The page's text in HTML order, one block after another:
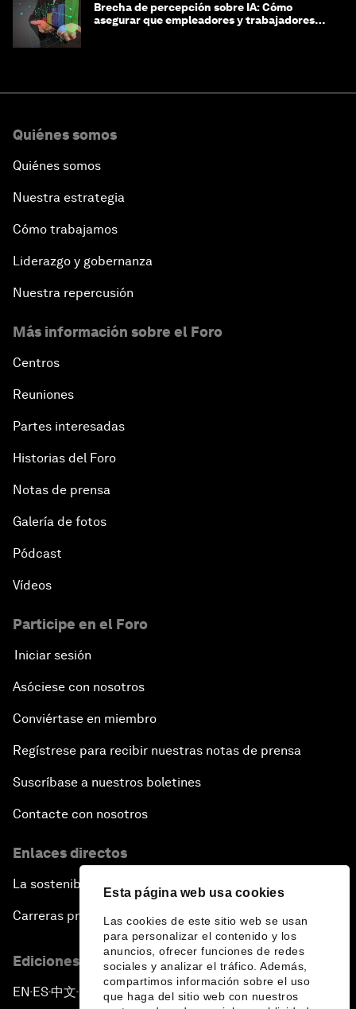
Esta página web usa cookies
Las cookies de este sitio web se usan
para personalizar el contenido y los
anuncios, ofrecer funciones de redes
sociales y analizar el tráfico. Además,
compartimos información sobre el uso
que haga del sitio web con nuestros
Brecha de percepción sobre IA: Cómo
asegurar que empleadores y trabajadores
Quiénes somos
Quiénes somos
Nuestra estrategia
Cómo trabajamos
Liderazgo y gobernanza
Nuestra repercusión
Más información sobre el Foro
Centros
Reuniones
Partes interesadas
Historias del Foro
Notas de prensa
Galería de fotos
Pódcast
Vídeos
Participe en el Foro
Iniciar sesión
Asóciese con nosotros
Conviértase en miembro
Regístrese para recibir nuestras notas de prensa
Suscríbase a nuestros boletines
Contacte con nosotros
Enlaces directos
La sostenibilidad en el Foro
Carreras profesionales
Ediciones en otros idiomas
EN ▪ ES▪中文▪ 日本語